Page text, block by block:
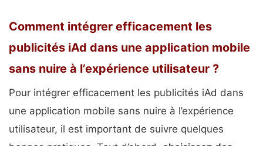
Comment intégrer efficacement les
publicités iAd dans une application mobile
sans nuire à l’expérience utilisateur ?
Pour intégrer efficacement les publicités iAd dans
une application mobile sans nuire à l’expérience
utilisateur, il est important de suivre quelques